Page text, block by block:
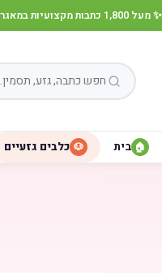
✨ מעל 1,800 כתבות מקצועיות במאגר
🏠 בית 🐶 כלבים גזעיים